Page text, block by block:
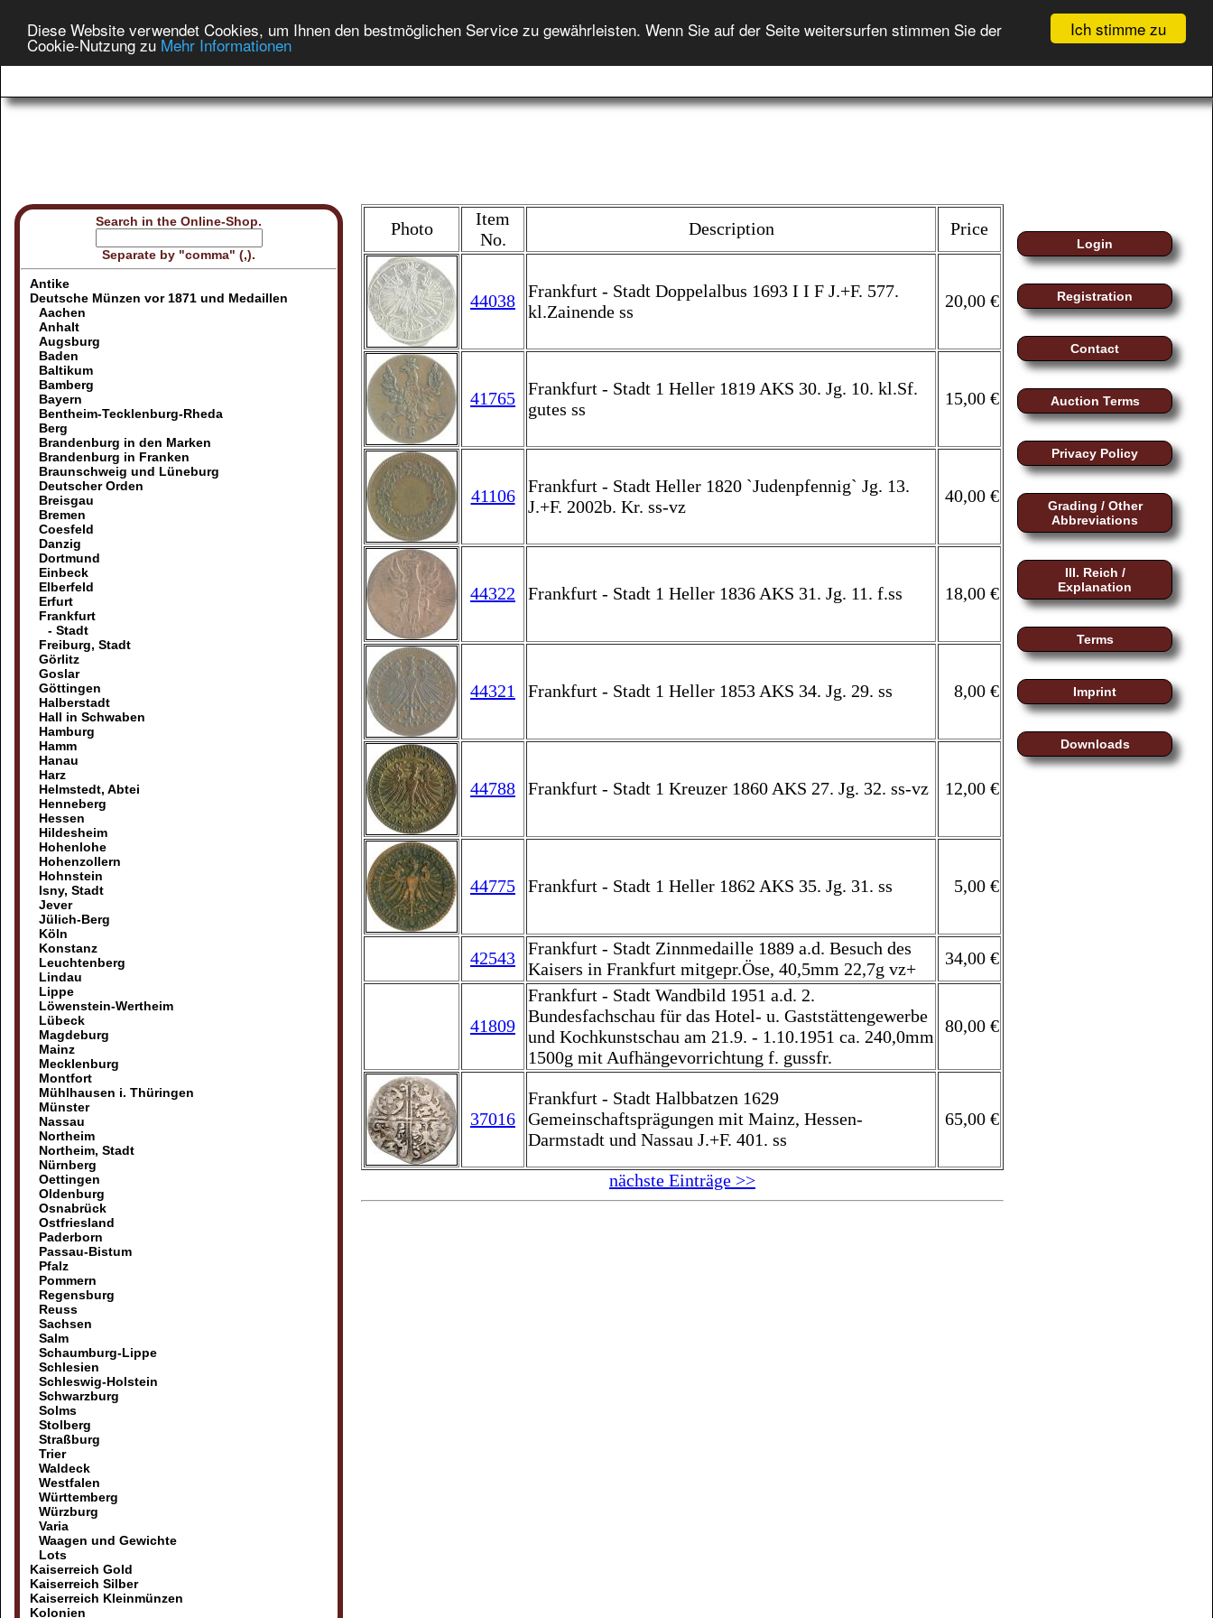
Ich stimme zu
Diese Website verwendet Cookies, um Ihnen den bestmöglichen Service zu gewährleisten. Wenn Sie auf der Seite weitersurfen stimmen Sie der
Cookie-Nutzung zu Mehr Informationen Home Auction Auction-Help Onlineshop Info myMoeller
Registration
BID LIST (0)
Search in the Online-Shop.
Separate by "comma" (,).
Antike
Deutsche Münzen vor 1871 und Medaillen
Aachen
Anhalt
Augsburg
Baden
Baltikum
Bamberg
Bayern
Bentheim-Tecklenburg-Rheda
Berg
Brandenburg in den Marken
Brandenburg in Franken
Braunschweig und Lüneburg
Deutscher Orden
Breisgau
Bremen
Coesfeld
Danzig
Dortmund
Einbeck
Elberfeld
Erfurt
Frankfurt
- Stadt
Freiburg, Stadt
Görlitz
Goslar
Göttingen
Halberstadt
Hall in Schwaben
Hamburg
Hamm
Hanau
Harz
Helmstedt, Abtei
Henneberg
Hessen
Hildesheim
Hohenlohe
Hohenzollern
Hohnstein
Isny, Stadt
Jever
Jülich-Berg
Köln
Konstanz
Leuchtenberg
Lindau
Lippe
Löwenstein-Wertheim
Lübeck
Magdeburg
Mainz
Mecklenburg
Montfort
Mühlhausen i. Thüringen
Münster
Nassau
Northeim
Northeim, Stadt
Nürnberg
Oettingen
Oldenburg
Osnabrück
Ostfriesland
Paderborn
Passau-Bistum
Pfalz
Pommern
Regensburg
Reuss
Sachsen
Salm
Schaumburg-Lippe
Schlesien
Schleswig-Holstein
Schwarzburg
Solms
Stolberg
Straßburg
Trier
Waldeck
Westfalen
Württemberg
Würzburg
Varia
Waagen und Gewichte
Lots
Kaiserreich Gold
Kaiserreich Silber
Kaiserreich Kleinmünzen
Kolonien
Photo
Item
No.
Description Price
44038
Frankfurt - Stadt Doppelalbus 1693 I I F J.+F. 577.
kl.Zainende ss
20,00 €
41765
Frankfurt - Stadt 1 Heller 1819 AKS 30. Jg. 10. kl.Sf.
gutes ss
15,00 €
41106
Frankfurt - Stadt Heller 1820 `Judenpfennig` Jg. 13.
J.+F. 2002b. Kr. ss-vz
40,00 €
44322 Frankfurt - Stadt 1 Heller 1836 AKS 31. Jg. 11. f.ss 18,00 €
44321 Frankfurt - Stadt 1 Heller 1853 AKS 34. Jg. 29. ss 8,00 €
44788 Frankfurt - Stadt 1 Kreuzer 1860 AKS 27. Jg. 32. ss-vz 12,00 €
44775 Frankfurt - Stadt 1 Heller 1862 AKS 35. Jg. 31. ss 5,00 €
42543
Frankfurt - Stadt Zinnmedaille 1889 a.d. Besuch des
Kaisers in Frankfurt mitgepr.Öse, 40,5mm 22,7g vz+
34,00 €
41809
Frankfurt - Stadt Wandbild 1951 a.d. 2.
Bundesfachschau für das Hotel- u. Gaststättengewerbe
und Kochkunstschau am 21.9. - 1.10.1951 ca. 240,0mm
1500g mit Aufhängevorrichtung f. gussfr.
80,00 €
37016
Frankfurt - Stadt Halbbatzen 1629
Gemeinschaftsprägungen mit Mainz, Hessen-
Darmstadt und Nassau J.+F. 401. ss
65,00 €
nächste Einträge >>
Login
Registration
Contact
Auction Terms
Privacy Policy
Grading / Other
Abbreviations
III. Reich /
Explanation
Terms
Imprint
Downloads